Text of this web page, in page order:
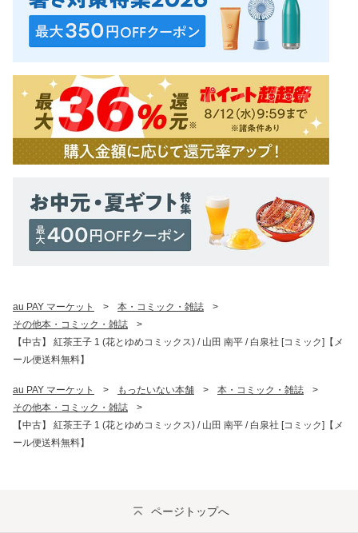
au PAY マーケット > 本・コミック・雑誌
>
その他本・コミック・雑誌
>
【中古】 紅茶王子 1 (花とゆめコミックス) / 山田 南平 / 白泉社 [コミック]【メ
ール便送料無料】
au PAY マーケット > もったいない本舗 > 本・コミック・雑誌
>
その他本・コミック・雑誌
>
【中古】 紅茶王子 1 (花とゆめコミックス) / 山田 南平 / 白泉社 [コミック]【メ
ール便送料無料】
ページトップへ